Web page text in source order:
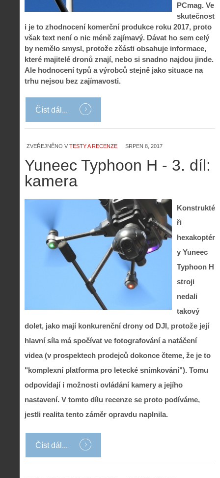
PCmag. Ve
skutečnost
i je to zhodnocení komerční produkce roku 2017, proto
však text není o nic méně zajímavý. Dávat ho sem celý
by nemělo smysl, protože zčásti obsahuje informace,
které majitelé dronů znají, nebo si snadno najdou jinde.
Ale hodnocení typů a výrobců stejně jako situace na
trhu nejsou bez zajímavosti.
Číst dál...
ZVEŘEJNĚNO V TESTY A RECENZE SRPEN 8, 2017
Yuneec Typhoon H - 3. díl:
kamera
Konstrukté
ři
hexakoptér
y Yuneec
Typhoon H
stroji
nedali
takový
dolet, jako mají konkurenční drony od DJI, protože její
hlavní síla má spočívat ve fotografování a natáčení
videa (v prospektech prodejců dokonce čteme, že je to
"komplexní platforma pro letecké snímkování"). Tomu
odpovídají i možnosti ovládání kamery a jejího
nastavení. V tomto dílu recenze se proto podíváme,
jestli realita tento záměr opravdu naplnila.
Číst dál...